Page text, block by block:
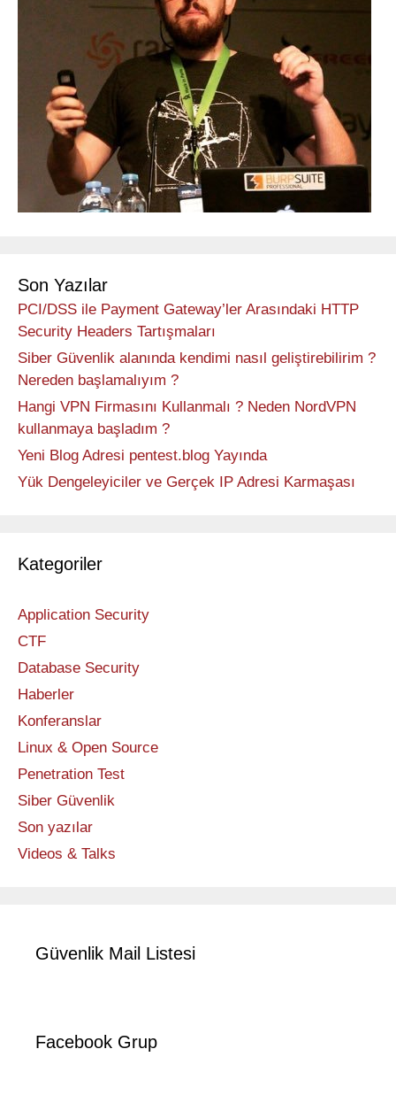
Son Yazılar
PCI/DSS ile Payment Gateway’ler Arasındaki HTTP
Security Headers Tartışmaları
Siber Güvenlik alanında kendimi nasıl geliştirebilirim ?
Nereden başlamalıyım ?
Hangi VPN Firmasını Kullanmalı ? Neden NordVPN
kullanmaya başladım ?
Yeni Blog Adresi pentest.blog Yayında
Yük Dengeleyiciler ve Gerçek IP Adresi Karmaşası
Kategoriler
Application Security
CTF
Database Security
Haberler
Konferanslar
Linux & Open Source
Penetration Test
Siber Güvenlik
Son yazılar
Videos & Talks
Güvenlik Mail Listesi
Facebook Grup